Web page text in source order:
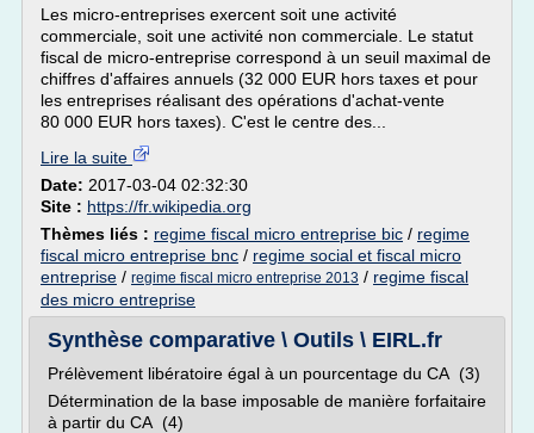
Les micro-entreprises exercent soit une activité
commerciale, soit une activité non commerciale. Le statut
fiscal de micro-entreprise correspond à un seuil maximal de
chiffres d'affaires annuels (32 000 EUR hors taxes et pour
les entreprises réalisant des opérations d'achat-vente
80 000 EUR hors taxes). C'est le centre des...
Lire la suite
Date: 2017-03-04 02:32:30
Site : https://fr.wikipedia.org
Thèmes liés : regime fiscal micro entreprise bic / regime
fiscal micro entreprise bnc / regime social et fiscal micro
entreprise / regime fiscal micro entreprise 2013 / regime fiscal
des micro entreprise
Synthèse comparative \ Outils \ EIRL.fr
Prélèvement libératoire égal à un pourcentage du CA (3)
Détermination de la base imposable de manière forfaitaire
à partir du CA (4)